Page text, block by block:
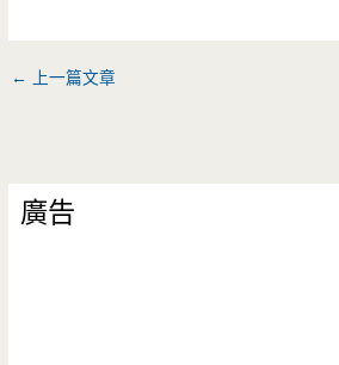
← 上一篇文章
廣告